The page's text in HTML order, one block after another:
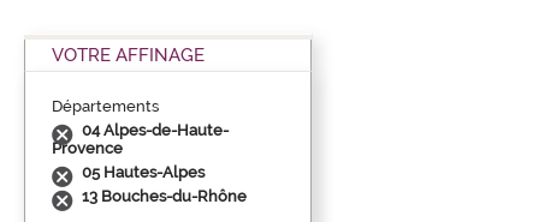
VOTRE AFFINAGE
Départements
04 Alpes-de-Haute-
Provence
05 Hautes-Alpes
13 Bouches-du-Rhône